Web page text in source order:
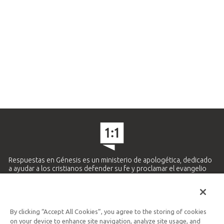
Respuestas en Génesis es un ministerio de apologética, dedicado
a ayudar a los cristianos defender su fe y proclamar el evangelio
Ministerio Hispano y Latinoamericano
By clicking “Accept All Cookies”, you agree to the storing of cookies
on your device to enhance site navigation, analyze site usage, and